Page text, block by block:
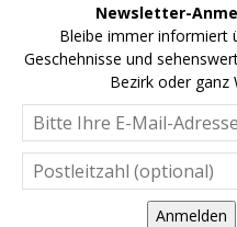
Newsletter-
Bleibe immer informiert
Geschehnisse und
Bezirk oder ganz
Anmelden